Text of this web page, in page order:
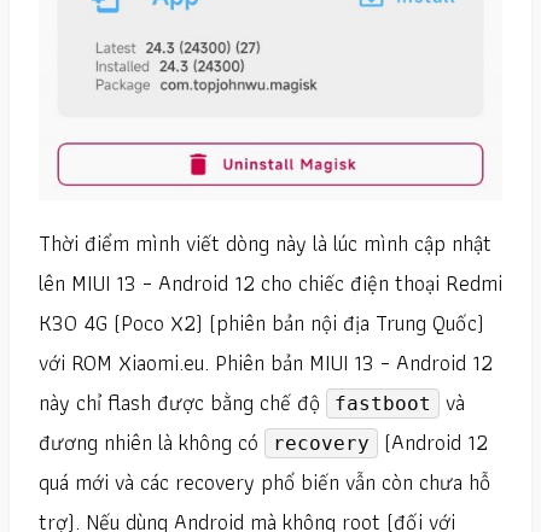
Thời điểm mình viết dòng này là lúc mình cập nhật
lên MIUI 13 – Android 12 cho chiếc điện thoại Redmi
K30 4G (Poco X2) (phiên bản nội địa Trung Quốc)
với ROM Xiaomi.eu. Phiên bản MIUI 13 – Android 12
này chỉ flash được bằng chế độ
fastboot
và
đương nhiên là không có
recovery
(Android 12
quá mới và các recovery phổ biến vẫn còn chưa hỗ
trợ). Nếu dùng Android mà không root (đối với